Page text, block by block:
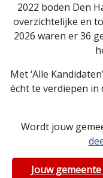
2022 boden Den
overzichtelijke en
2026 waren er 36
Met ‘Alle
écht te verdiepen in
Wordt jouw
Jouw